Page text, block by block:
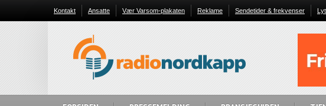
Kontakt Ansatte Vær Varsom-plakaten Reklame Sendetider & frekvenser